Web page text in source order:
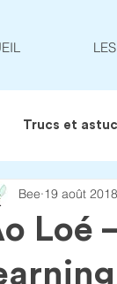
Trucs et
Loé
Bee 19 août 2018